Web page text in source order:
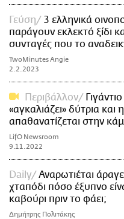
CITY GUIDE
ΑΜΠΑ
PRINT
Γεύση
3 ελληνικά
παράγουν εκλεκτό ξίδι
συνταγές που το
TwoMinutes Angie
2.2.2023
Περιβάλλον
«αγκαλιάζει» δύτρια και
απαθανατίζεται στην
LifO Newsroom
9.11.2022
Daily
Αναρωτιέται
χταπόδι πόσο έξυπνο
καβούρι πριν το φάει;
Δημήτρης Πολιτάκης